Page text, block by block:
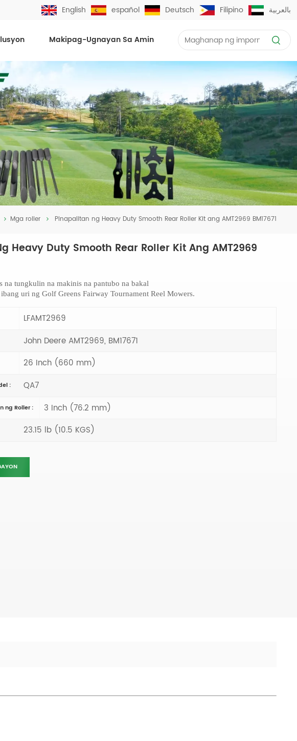
English español Deutsch Filipino بالعربية
Makipag-Ugnayan Sa Amin
Mga roller Pinapalitan ng Heavy Duty Smooth Rear Roller Kit ang AMT2969 BM17671
Heavy Duty Smooth Rear Roller Kit Ang AMT2969
na tungkulin na makinis na pantubo na bakal
uri ng Golf Greens Fairway Tournament Reel Mowers.
LFAMT2969
John Deere AMT2969, BM17671
26 Inch (660 mm)
: QA7
ng Roller : 3 Inch (76.2 mm)
23.15 lb (10.5 KGS)